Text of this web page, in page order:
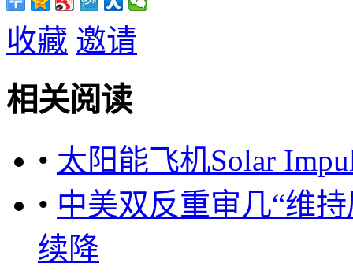
收藏 邀请
相关阅读
• 太阳能飞机Solar
• 中美双反重审几“维
续降